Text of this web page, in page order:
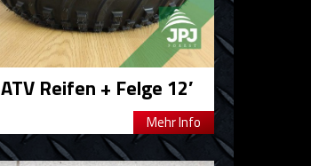
ATV Reifen + Felge 12′
Mehr Info